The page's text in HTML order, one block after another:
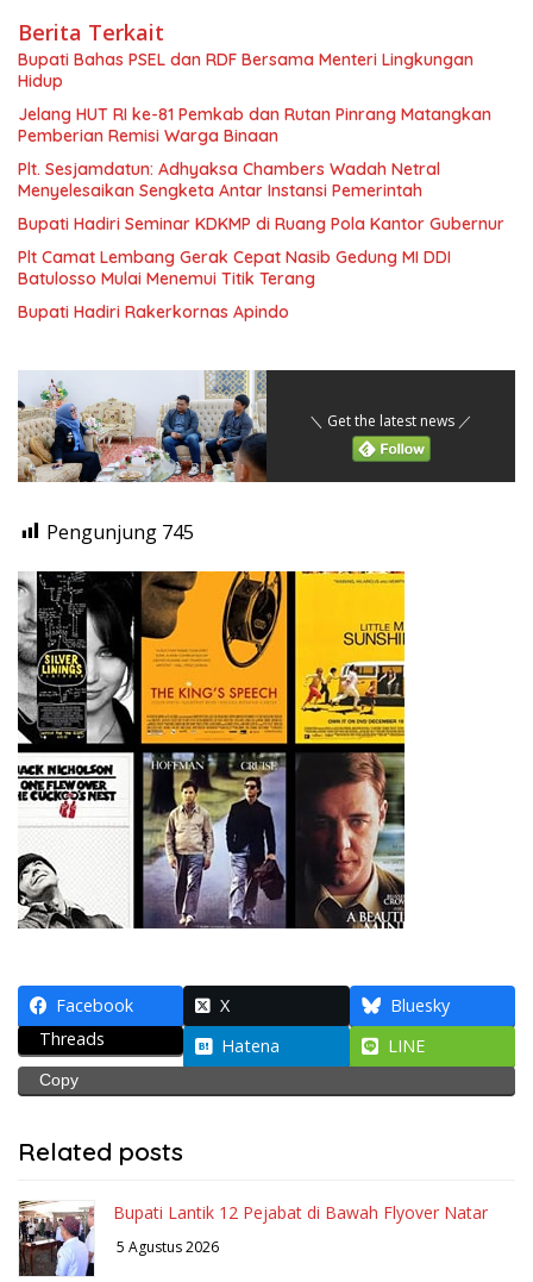
Berita Terkait
Bupati Bahas PSEL dan RDF Bersama Menteri Lingkungan
Hidup
Jelang HUT RI ke-81 Pemkab dan Rutan Pinrang Matangkan
Pemberian Remisi Warga Binaan
Plt. Sesjamdatun: Adhyaksa Chambers Wadah Netral
Menyelesaikan Sengketa Antar Instansi Pemerintah
Bupati Hadiri Seminar KDKMP di Ruang Pola Kantor Gubernur
Plt Camat Lembang Gerak Cepat Nasib Gedung MI DDI
Batulosso Mulai Menemui Titik Terang
Bupati Hadiri Rakerkornas Apindo
＼ Get the latest news ／
Pengunjung 745
Facebook X
Bluesky
Threads
Hatena LINE
Copy
Related posts
Bupati Lantik 12 Pejabat di Bawah Flyover Natar
5 Agustus 2026